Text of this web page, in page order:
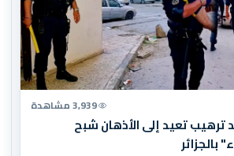
3,939 مشاهدة
ترهيب تعيد إلى الأذهان شبح
بالجزائر